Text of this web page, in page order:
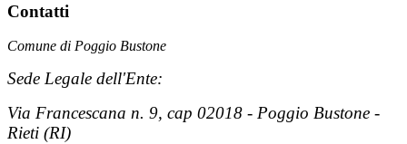
Contatti
Comune di Poggio Bustone
Sede Legale dell'Ente:
Via Francescana n. 9, cap 02018 - Poggio Bustone -
Rieti (RI)